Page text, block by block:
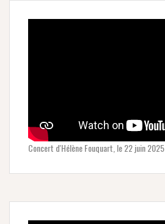
Concert d'Hélène Fouquart, le 22 juin 2025